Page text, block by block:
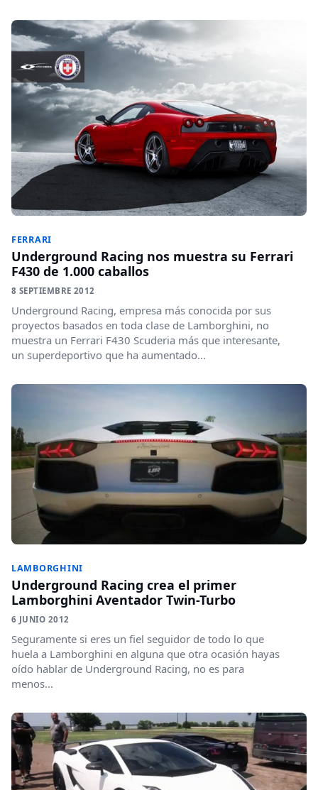
FERRARI
Underground Racing nos muestra su Ferrari
F430 de 1.000 caballos
8 SEPTIEMBRE 2012
Underground Racing, empresa más conocida por sus
proyectos basados en toda clase de Lamborghini, no
muestra un Ferrari F430 Scuderia más que interesante,
un superdeportivo que ha aumentado...
LAMBORGHINI
Underground Racing crea el primer
Lamborghini Aventador Twin-Turbo
6 JUNIO 2012
Seguramente si eres un fiel seguidor de todo lo que
huela a Lamborghini en alguna que otra ocasión hayas
oído hablar de Underground Racing, no es para
menos...